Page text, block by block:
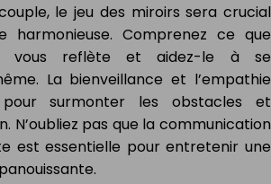
le jeu des miroirs sera crucial
harmonieuse. Comprenez ce que
vous reflète et aidez-le à se
La bienveillance et l’empathie
surmonter les obstacles et
N’oubliez pas que la communication
est essentielle pour entretenir une